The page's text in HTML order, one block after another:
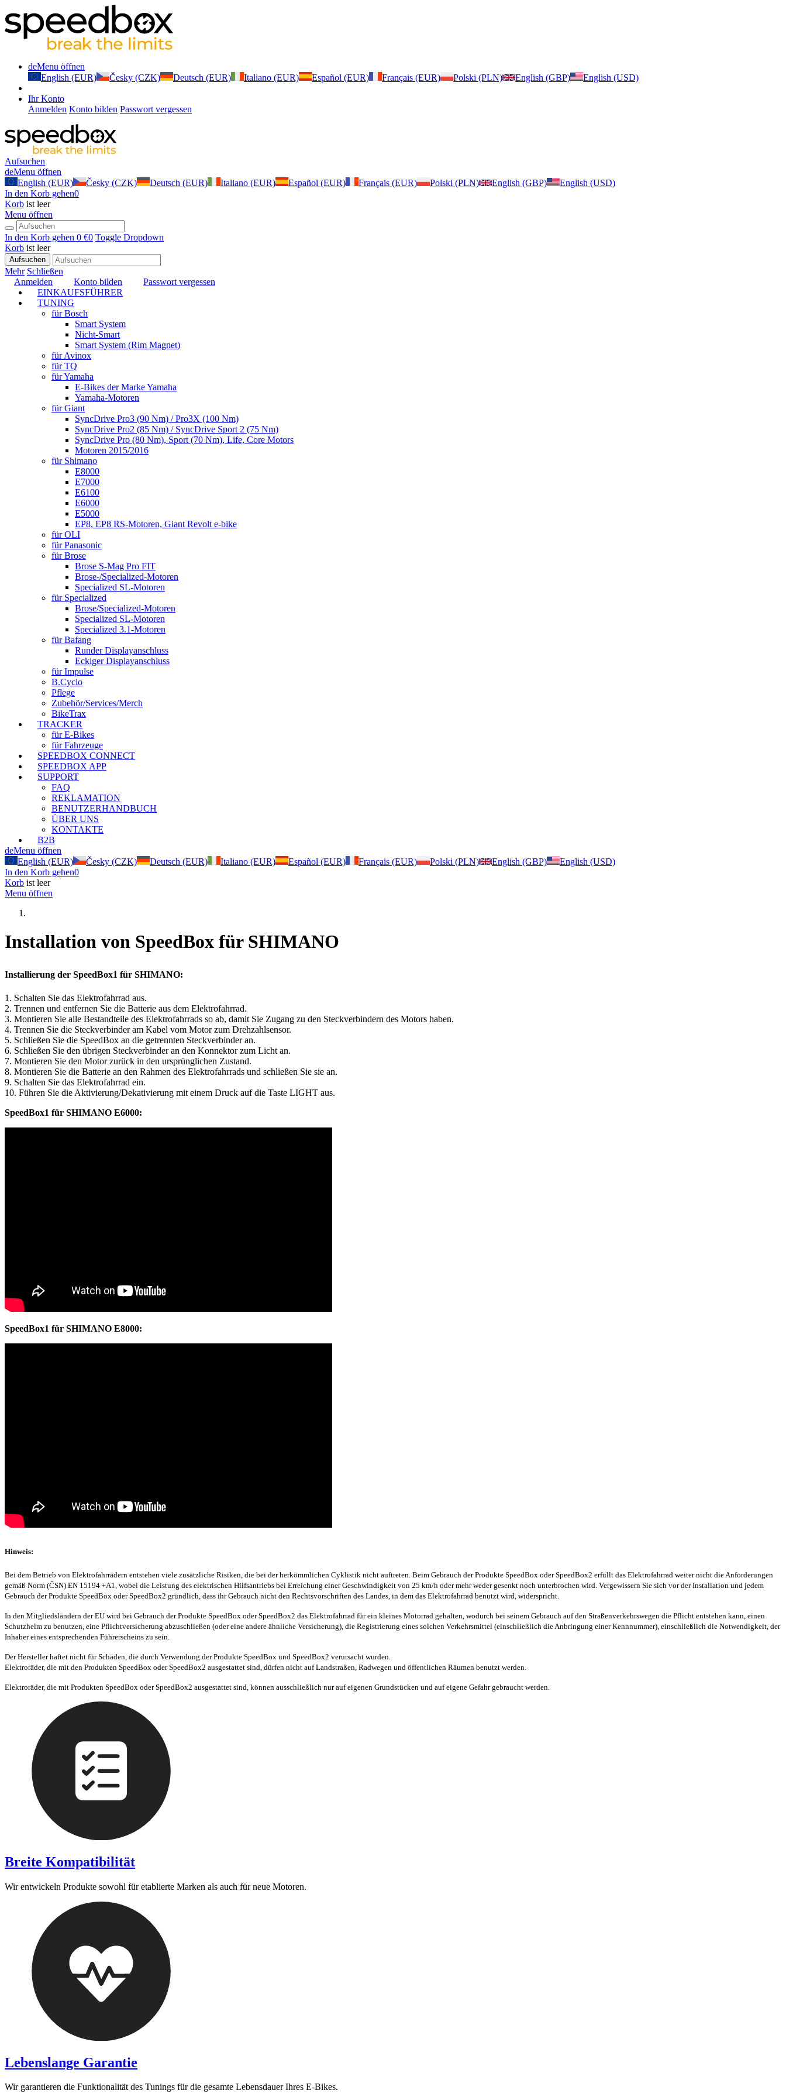
deMenu öffnen
English (EUR)
Česky (CZK) Deutsch (EUR) Italiano (EUR) Español (EUR) Français (EUR) Polski (PLN) English (GBP) English (USD)
Ihr Konto
Anmelden Konto bilden Passwort vergessen
Aufsuchen
deMenu öffnen
English (EUR)
Česky (CZK) Deutsch (EUR) Italiano (EUR) Español (EUR) Français (EUR) Polski (PLN) English (GBP)
English (USD)
In den Korb gehen0
Korb ist leer
Menu öffnen
In den Korb gehen 0 €0 Toggle Dropdown
Korb ist leer
Aufsuchen
Mehr Schließen
Anmelden
Konto bilden
Passwort vergessen
EINKAUFSFÜHRER
TUNING
für Bosch
Smart System
Nicht-Smart
Smart System (Rim Magnet)
für Avinox
für TQ
für Yamaha
E-Bikes der Marke Yamaha
Yamaha-Motoren
für Giant
SyncDrive Pro3 (90 Nm) / Pro3X (100 Nm)
SyncDrive Pro2 (85 Nm) / SyncDrive Sport 2 (75 Nm)
SyncDrive Pro (80 Nm), Sport (70 Nm), Life, Core Motors
Motoren 2015/2016
für Shimano
E8000
E7000
E6100
E6000
E5000
EP8, EP8 RS-Motoren, Giant Revolt e-bike
für OLI
für Panasonic
für Brose
Brose S-Mag Pro FIT
Brose-/Specialized-Motoren
Specialized SL-Motoren
für Specialized
Brose/Specialized-Motoren
Specialized SL-Motoren
Specialized 3.1-Motoren
für Bafang
Runder Displayanschluss
Eckiger Displayanschluss
für Impulse
B.Cyclo
Pflege
Zubehör/Services/Merch
BikeTrax
TRACKER
für E-Bikes
für Fahrzeuge
SPEEDBOX CONNECT
SPEEDBOX APP
SUPPORT
FAQ
REKLAMATION
BENUTZERHANDBUCH
ÜBER UNS
KONTAKTE
B2B
deMenu öffnen
English (EUR)
Česky (CZK) Deutsch (EUR) Italiano (EUR) Español (EUR) Français (EUR) Polski (PLN) English (GBP)
English (USD)
In den Korb gehen0
Korb ist leer
Menu öffnen
Installation von SpeedBox für SHIMANO
Installierung der SpeedBox1 für SHIMANO:
1. Schalten Sie das Elektrofahrrad aus.
2. Trennen und entfernen Sie die Batterie aus dem Elektrofahrrad.
3. Montieren Sie alle Bestandteile des Elektrofahrrads so ab, damit Sie Zugang zu den Steckverbindern des Motors haben.
4. Trennen Sie die Steckverbinder am Kabel vom Motor zum Drehzahlsensor.
5. Schließen Sie die SpeedBox an die getrennten Steckverbinder an.
6. Schließen Sie den übrigen Steckverbinder an den Konnektor zum Licht an.
7. Montieren Sie den Motor zurück in den ursprünglichen Zustand.
8. Montieren Sie die Batterie an den Rahmen des Elektrofahrrads und schließen Sie sie an.
9. Schalten Sie das Elektrofahrrad ein.
10. Führen Sie die Aktivierung/Dekativierung mit einem Druck auf die Taste LIGHT aus.
SpeedBox1 für SHIMANO E6000:
SpeedBox1 für SHIMANO E8000:
Hinweis:
Bei dem Betrieb von Elektrofahrrädern entstehen viele zusätzliche Risiken, die bei der herkömmlichen Cyklistik nicht auftreten. Beim Gebrauch der Produkte SpeedBox oder SpeedBox2 erfüllt das Elektrofahrrad weiter nicht die Anforderungen
gemäß Norm (ČSN) EN 15194 +A1, wobei die Leistung des elektrischen Hilfsantriebs bei Erreichung einer Geschwindigkeit von 25 km/h oder mehr weder gesenkt noch unterbrochen wird. Vergewissern Sie sich vor der Installation und jedem
Gebrauch der Produkte SpeedBox oder SpeedBox2 gründlich, dass ihr Gebrauch nicht den Rechtsvorschriften des Landes, in dem das Elektrofahrrad benutzt wird, widerspricht.
In den Mitgliedsländern der EU wird bei Gebrauch der Produkte SpeedBox oder SpeedBox2 das Elektrofahrrad für ein kleines Motorrad gehalten, wodurch bei seinem Gebrauch auf den Straßenverkehrswegen die Pflicht entstehen kann, einen
Schutzhelm zu benutzen, eine Pflichtversicherung abzuschließen (oder eine andere ähnliche Versicherung), die Registrierung eines solchen Verkehrsmittel (einschließlich die Anbringung einer Kennnummer), einschließlich die Notwendigkeit, der
Inhaber eines entsprechenden Führerscheins zu sein.
Der Hersteller haftet nicht für Schäden, die durch Verwendung der Produkte SpeedBox und SpeedBox2 verursacht wurden.
Elektroräder, die mit den Produkten SpeedBox oder SpeedBox2 ausgestattet sind, dürfen nicht auf Landstraßen, Radwegen und öffentlichen Räumen benutzt werden.
Elektroräder, die mit Produkten SpeedBox oder SpeedBox2 ausgestattet sind, können ausschließlich nur auf eigenen Grundstücken und auf eigene Gefahr gebraucht werden.
Breite Kompatibilität
Wir entwickeln Produkte sowohl für etablierte Marken als auch für neue Motoren.
Lebenslange Garantie
Wir garantieren die Funktionalität des Tunings für die gesamte Lebensdauer Ihres E-Bikes.